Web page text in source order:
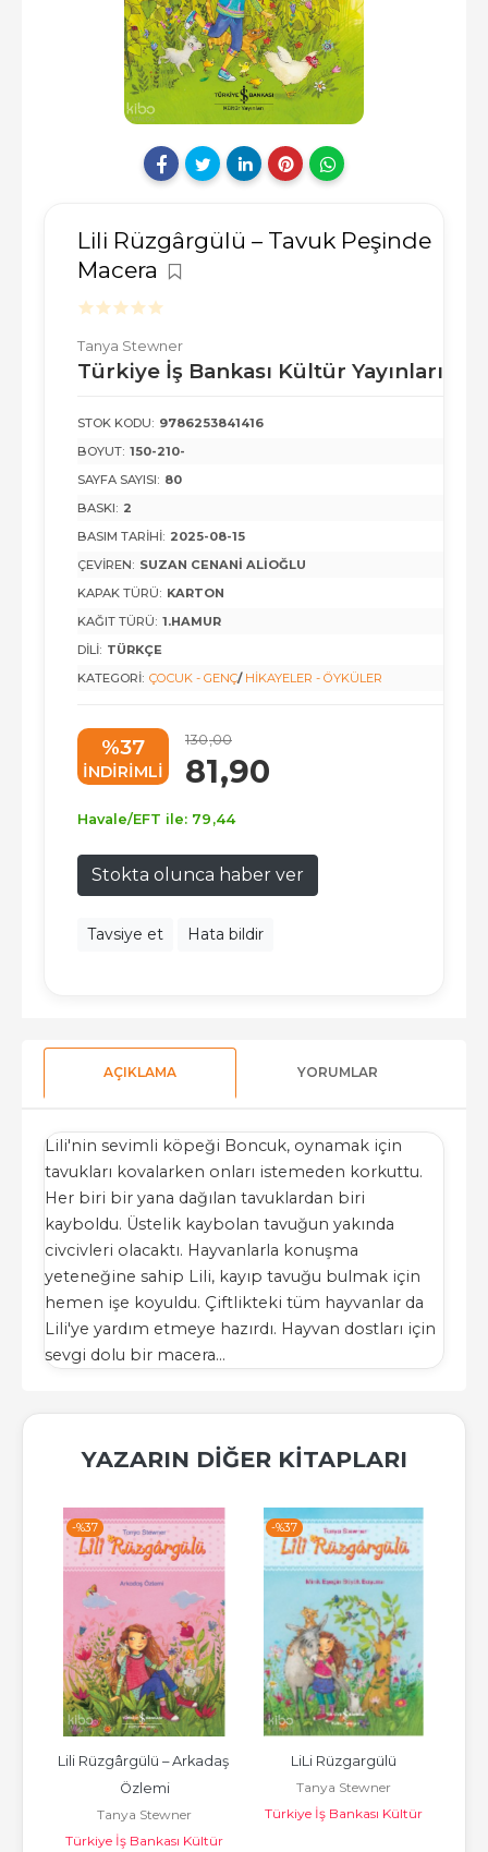
Lili Rüzgârgülü – Tavuk Peşinde
Macera
Tanya Stewner
Türkiye İş Bankası Kültür Yayınları
STOK KODU: 9786253841416
BOYUT: 150-210-
SAYFA SAYISI: 80
BASKI: 2
BASIM TARIHI: 2025-08-15
ÇEVIREN: SUZAN CENANI ALIOĞLU
KAPAK TÜRÜ: KARTON
KAĞIT TÜRÜ: 1.HAMUR
DILI: TÜRKÇE
KATEGORI: ÇOCUK - GENÇ/ HIKAYELER - ÖYKÜLER
%37
INDIRIMLI
130,00
81,90
Havale/EFT ile: 79 ,44
Stokta olunca haber ver
Tavsiye et Hata bildir
AÇIKLAMA YORUMLAR
Lili'nin sevimli köpeği Boncuk, oynamak için
tavukları kovalarken onları istemeden korkuttu.
Her biri bir yana dağılan tavuklardan biri
kayboldu. Üstelik kaybolan tavuğun yakında
civcivleri olacaktı. Hayvanlarla konuşma
yeteneğine sahip Lili, kayıp tavuğu bulmak için
hemen işe koyuldu. Çiftlikteki tüm hayvanlar da
Lili'ye yardım etmeye hazırdı. Hayvan dostları için
sevgi dolu bir macera…
YAZARIN DIĞER KITAPLARI
-%37
Lili Rüzgârgülü – Arkadaş
Özlemi
Tanya Stewner
Türkiye İş Bankası Kültür
-%37
LiLi Rüzgargülü
Tanya Stewner
Türkiye İş Bankası Kültür